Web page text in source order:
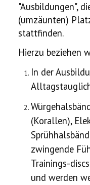
"Ausbildungen",
(umzäunten)
stattfinden.
Hierzu beziehen
In der
(Korallen),
zwingende
Trainings-
und werden